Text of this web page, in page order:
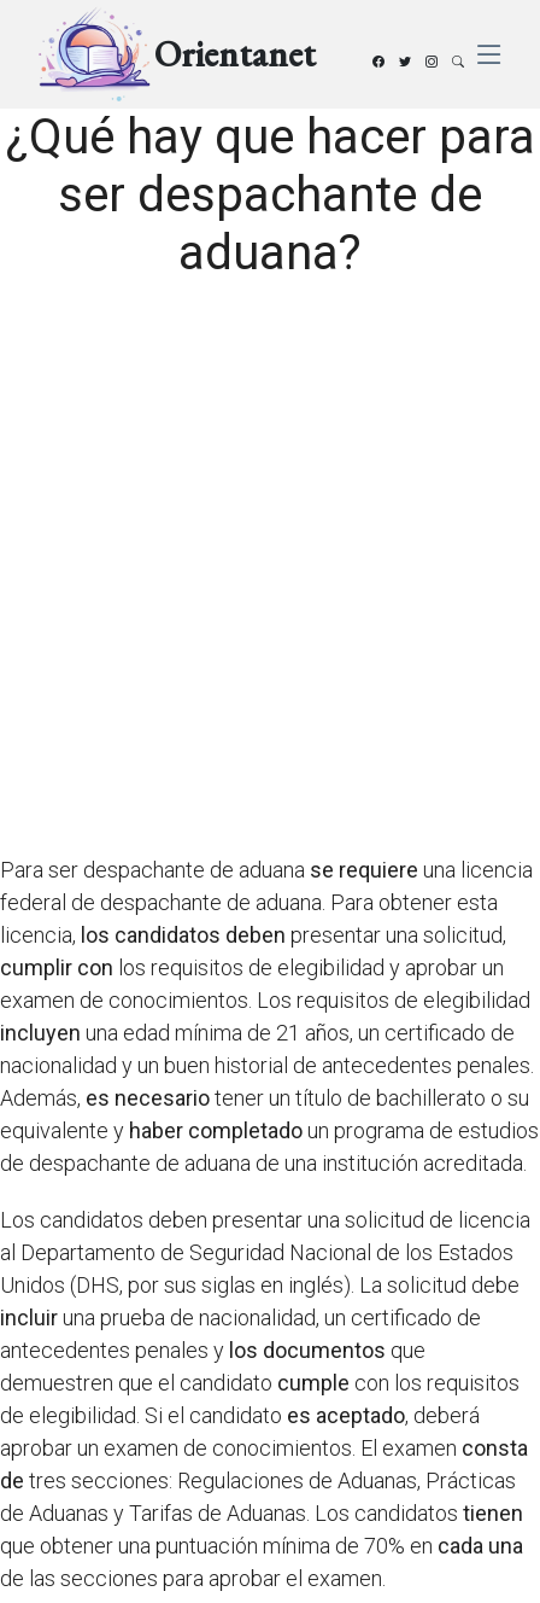
Orientanet
¿Qué hay que hacer para
ser despachante de
aduana?
Para ser despachante de aduana se requiere una licencia
federal de despachante de aduana. Para obtener esta
licencia, los candidatos deben presentar una solicitud,
cumplir con los requisitos de elegibilidad y aprobar un
examen de conocimientos. Los requisitos de elegibilidad
incluyen una edad mínima de 21 años, un certificado de
nacionalidad y un buen historial de antecedentes penales.
Además, es necesariotener un título de bachillerato o su
equivalente y haber completadoun programa de estudios
de despachante de aduana de una institución acreditada.
Los candidatos deben presentar una solicitud de licencia
al Departamento de Seguridad Nacional de los Estados
Unidos (DHS, por sus siglas en inglés). La solicitud debe
incluiruna prueba de nacionalidad, un certificado de
antecedentes penales y los documentos que
demuestren que el candidato cumple con los requisitos
de elegibilidad. Si el candidato es aceptado, deberá
aprobar un examen de conocimientos. El examen consta
de tres secciones: Regulaciones de Aduanas, Prácticas
de Aduanas y Tarifas de Aduanas. Los candidatos tienen
que obtener una puntuación mínima de 70% en cada una
de las secciones para aprobar el examen.